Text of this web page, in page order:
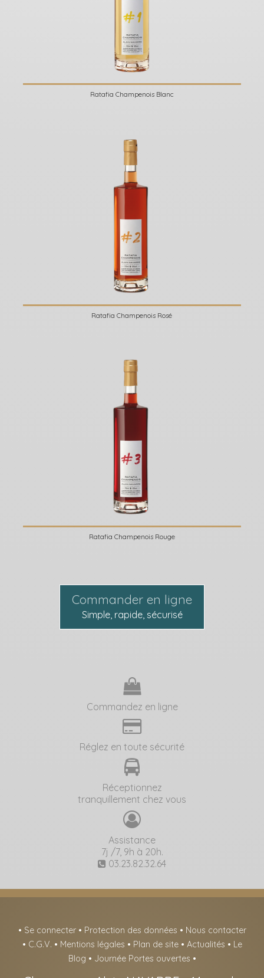
Ratafia Champenois Blanc
Ratafia Champenois Rosé
Ratafia Champenois Rouge
Commander en ligne
Simple, rapide, sécurisé
Commandez en ligne
Réglez en toute sécurité
Réceptionnez
tranquillement chez vous
Assistance
7j /7, 9h à 20h.
03.23.82.32.64
• Se connecter • Protection des données • Nous contacter
• C.G.V. • Mentions légales • Plan de site • Actualités • Le
Blog • Journée Portes ouvertes •